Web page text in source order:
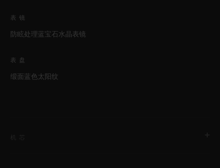
表镜
防眩处理蓝宝石水晶表镜
表盘
缎面蓝色太阳纹